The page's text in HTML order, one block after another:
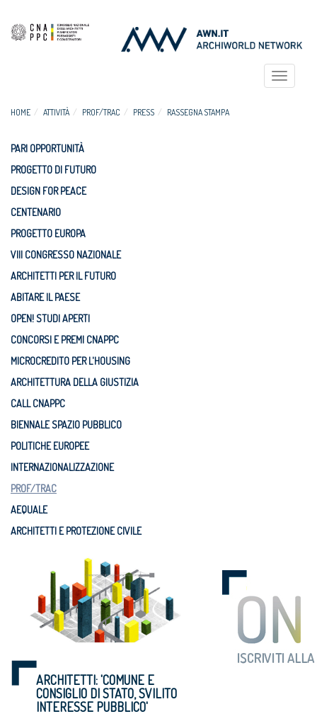
Toggle
HOME ATTIVITÀ PROF/TRAC PRESS RASSEGNA STAMPA
PARI OPPORTUNITÀ
PROGETTO DI FUTURO
DESIGN FOR PEACE
CENTENARIO
PROGETTO EUROPA
VIII CONGRESSO NAZIONALE
ARCHITETTI PER IL FUTURO
ABITARE IL PAESE
OPEN! STUDI APERTI
CONCORSI E PREMI CNAPPC
MICROCREDITO PER L'HOUSING
ARCHITETTURA DELLA GIUSTIZIA
CALL CNAPPC
BIENNALE SPAZIO PUBBLICO
POLITICHE EUROPEE
INTERNAZIONALIZZAZIONE
PROF/TRAC
AEQUALE
ARCHITETTI E PROTEZIONE CIVILE
ARCHITETTI: 'COMUNE E
CONSIGLIO DI STATO, SVILITO
INTERESSE PUBBLICO'